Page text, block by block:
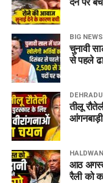
प्रथम वर्ष
द्वितीय वर्ष
तृतीय वर्ष
चतुर्थ वर्ष
सेवा निधि
अग्निवीर के वेतन से जो
(Matching
समाप्त होने पर, संचित
देने पर
BIG NEWS
चुनावी
से पहले
तीलू
आंगनबाड़ी
HALDWANI
आठ अगस्त
रैली को